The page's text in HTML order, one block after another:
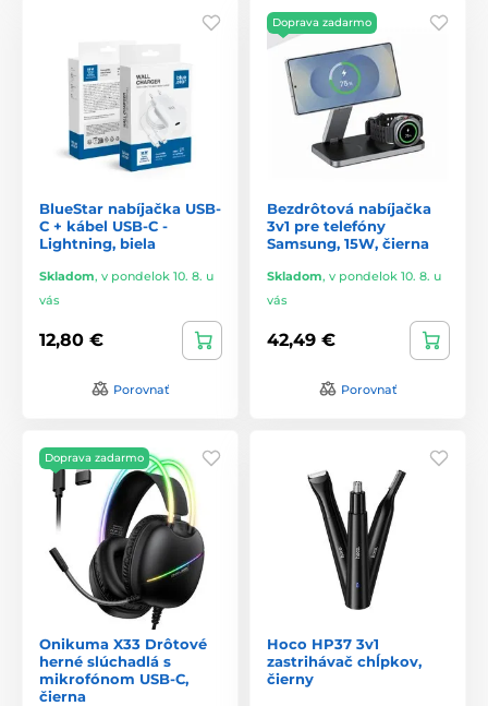
BlueStar nabíjačka USB-
C + kábel USB-C -
Lightning, biela
Skladom, v pondelok 10. 8. u
vás
12,80 €
Porovnať
Doprava zadarmo
Bezdrôtová nabíjačka
3v1 pre telefóny
Samsung, 15W, čierna
Skladom, v pondelok 10. 8. u
vás
42,49 €
Porovnať
Doprava zadarmo
Onikuma X33 Drôtové
herné slúchadlá s
mikrofónom USB-C,
čierna
Hoco HP37 3v1
zastrihávač chĺpkov,
čierny